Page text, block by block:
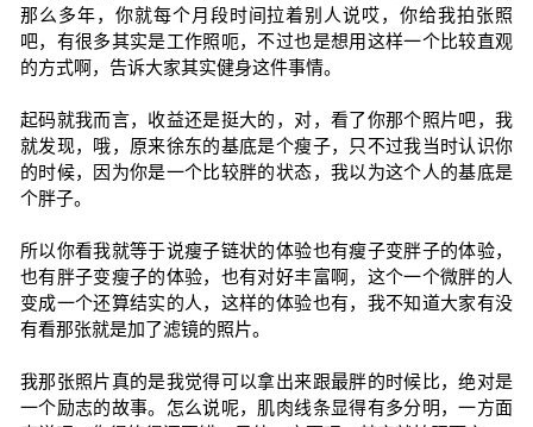
那么多年，你就每个月段时间拉着别人说哎，你给我拍张照
吧，有很多其实是工作照呃，不过也是想用这样一个比较直观
的方式啊，告诉大家其实健身这件事情。
起码就我而言，收益还是挺大的，对，看了你那个照片吧，我
就发现，哦，原来徐东的基底是个瘦子，只不过我当时认识你
的时候，因为你是一个比较胖的状态，我以为这个人的基底是
个胖子。
所以你看我就等于说瘦子链状的体验也有瘦子变胖子的体验，
也有胖子变瘦子的体验，也有对好丰富啊，这个一个微胖的人
变成一个还算结实的人，这样的体验也有，我不知道大家有没
有看那张就是加了滤镜的照片。
我那张照片真的是我觉得可以拿出来跟最胖的时候比，绝对是
一个励志的故事。怎么说呢，肌肉线条显得有多分明，一方面